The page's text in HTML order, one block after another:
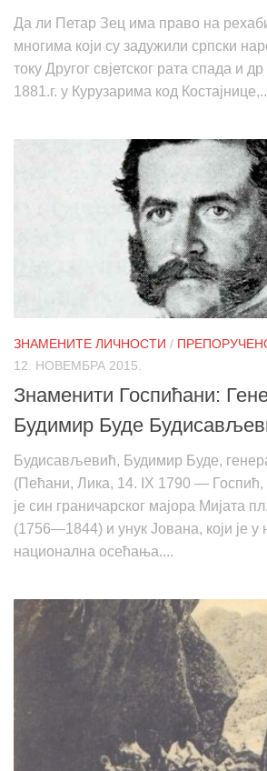
Да ли Петар Зец има право на
многима који су задужили српски
току Другог свјетског рата спада и
1881.г. у Курузарима код
ЗНАМЕНИТЕ ЛИЧНОСТИ /
12. НОВЕМБРА 2015.
Знаменити Госпићани:
Будимир Буде
Будисављевић, Будимир Буде,
(Пећани, Лика, 14. IX 1790 — Госпић,
је син граничарског мајора Мијата
(1756—1844) и унук Јована, који је
национална осећања....